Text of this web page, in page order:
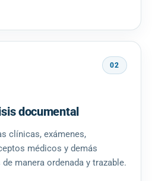
02
documental
clínicas, exámenes,
médicos y demás
manera ordenada y trazable.